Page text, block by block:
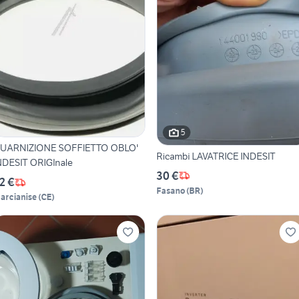
SOFFIETTO OBLO'
ORIGInale
€
(CE)
5
Ricambi LAVATRICE INDESIT
30 €
Fasano(BR)